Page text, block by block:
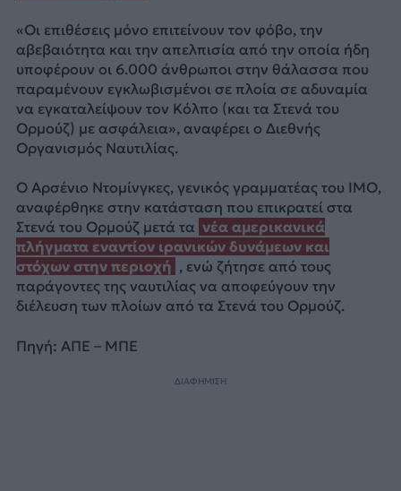
«Οι επιθέσεις μόνο επιτείνουν τον φόβο, την
αβεβαιότητα και την απελπισία από την οποία ήδη
υποφέρουν οι 6.000 άνθρωποι στην θάλασσα που
παραμένουν εγκλωβισμένοι σε πλοία σε αδυναμία
να εγκαταλείψουν τον Κόλπο (και τα Στενά του
Ορμούζ) με ασφάλεια», αναφέρει ο Διεθνής
Οργανισμός Ναυτιλίας.
Ο Αρσένιο Ντομίνγκες, γενικός γραμματέας του IMO,
αναφέρθηκε στην κατάσταση που επικρατεί στα
Στενά του Ορμούζ μετά τα νέα αμερικανικά
πλήγματα εναντίον ιρανικών δυνάμεων και
στόχων στην περιοχή , ενώ ζήτησε από τους
παράγοντες της ναυτιλίας να αποφεύγουν την
διέλευση των πλοίων από τα Στενά του Ορμούζ.
Πηγή: ΑΠΕ – ΜΠΕ
ΔΙΑΦΗΜΙΣΗ